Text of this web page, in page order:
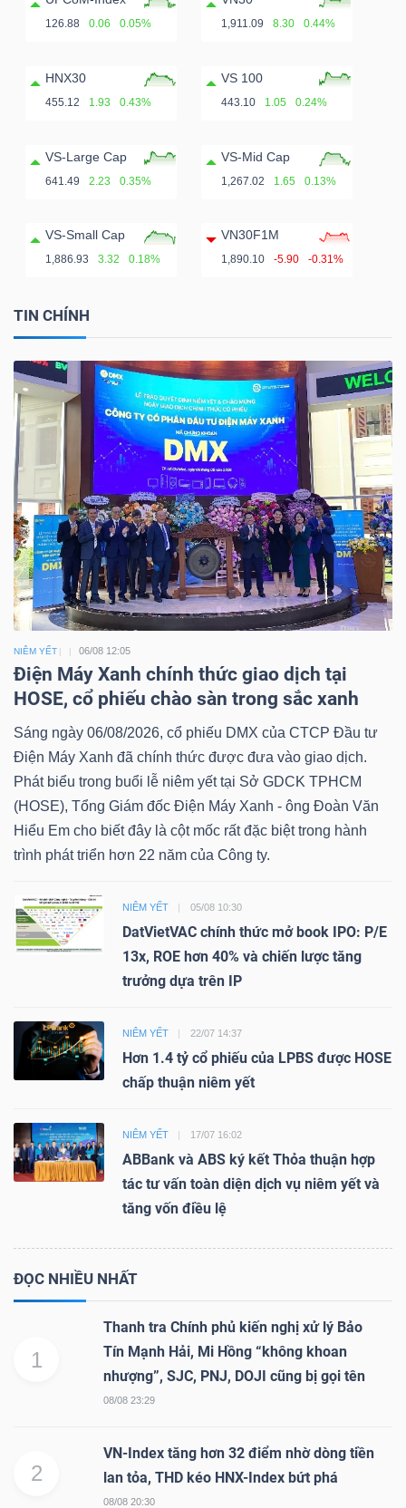
126.88 0.06 0.05% 1,911.09 8.30 0.44%
HNX30
455.12 1.93 0.43%
VS 100
443.10 1.05 0.24%
VS-Large Cap
641.49 2.23 0.35%
VS-Mid Cap
1,267.02 1.65 0.13%
VS-Small Cap
1,886.93 3.32 0.18%
VN30F1M
1,890.10 -5.90 -0.31%
TIN CHÍNH
NIÊM YẾT 06/08 12:05
Điện Máy Xanh chính thức giao dịch tại
HOSE, cổ phiếu chào sàn trong sắc xanh
Sáng ngày 06/08/2026, cổ phiếu DMX của CTCP Đầu tư
Điện Máy Xanh đã chính thức được đưa vào giao dịch.
Phát biểu trong buổi lễ niêm yết tại Sở GDCK TPHCM
(HOSE), Tổng Giám đốc Điện Máy Xanh - ông Đoàn Văn
Hiểu Em cho biết đây là cột mốc rất đặc biệt trong hành
trình phát triển hơn 22 năm của Công ty.
NIÊM YẾT 05/08 10:30
DatVietVAC chính thức mở book IPO: P/E
13x, ROE hơn 40% và chiến lược tăng
trưởng dựa trên IP
NIÊM YẾT 22/07 14:37
Hơn 1.4 tỷ cổ phiếu của LPBS được HOSE
chấp thuận niêm yết
NIÊM YẾT 17/07 16:02
ABBank và ABS ký kết Thỏa thuận hợp
tác tư vấn toàn diện dịch vụ niêm yết và
tăng vốn điều lệ
ĐỌC NHIỀU NHẤT
1
Thanh tra Chính phủ kiến nghị xử lý Bảo
Tín Mạnh Hải, Mi Hồng “không khoan
nhượng”, SJC, PNJ, DOJI cũng bị gọi tên
08/08 23:29
2
VN-Index tăng hơn 32 điểm nhờ dòng tiền
lan tỏa, THD kéo HNX-Index bứt phá
08/08 20:30